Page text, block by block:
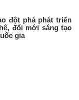
đột phá phát triển
đổi mới sáng tạo
gia